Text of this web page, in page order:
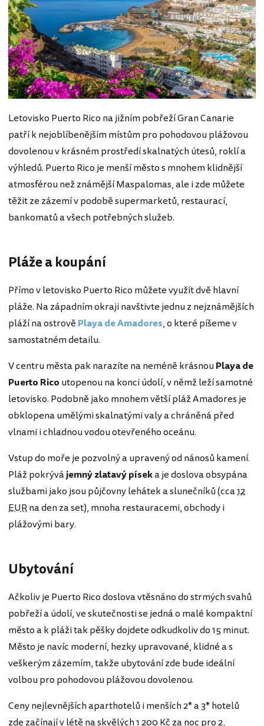
Letovisko Puerto Rico na jižním pobřeží Gran Canarie
patří k nejoblíbenějším místům pro pohodovou plážovou
dovolenou v krásném prostředí skalnatých útesů, roklí a
výhledů. Puerto Rico je menší město s mnohem klidnější
atmosférou než známější Maspalomas, ale i zde můžete
těžit ze zázemí v podobě supermarketů, restaurací,
bankomatů a všech potřebných služeb.
Pláže a koupání
Přímo v letovisko Puerto Rico můžete využít dvě hlavní
pláže. Na západním okraji navštivte jednu z nejznámějších
pláží na ostrově Playa de Amadores, o které píšeme v
samostatném detailu.
V centru města pak narazíte na neméně krásnouPlaya de
Puerto Rico utopenou na konci údolí, v němž leží samotné
letovisko. Podobně jako mnohem větší pláž Amadores je
obklopena umělými skalnatými valy a chráněná před
vlnami i chladnou vodou otevřeného oceánu.
Vstup do moře je pozvolný a upravený od nánosů kamení.
Pláž pokrývájemný zlatavý píseka je doslova obsypána
službami jako jsou půjčovny lehátek a slunečníků (cca12
EURna den za set), mnoha restauracemi, obchody i
plážovými bary.
Ubytování
Ačkoliv je Puerto Rico doslova vtěsnáno do strmých svahů
pobřeží a údolí, ve skutečnosti se jedná o malé kompaktní
město a k pláži tak pěšky dojdete odkudkoliv do 15 minut.
Město je navíc moderní, hezky upravované, klidné a s
veškerým zázemím, takže ubytování zde bude ideální
volbou pro pohodovou plážovou dovolenou.
Ceny nejlevnějších aparthotelů i menších 2* a 3* hotelů
zde začínají v létě na skvělých 1 200 Kč za noc pro 2,